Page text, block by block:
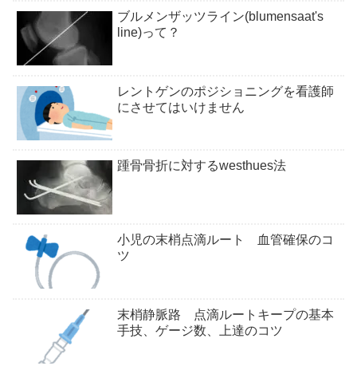
ブルメンザッツライン(blumensaat's
line)って？
レントゲンのポジショニングを看護師
にさせてはいけません
踵骨骨折に対するwesthues法
小児の末梢点滴ルート 血管確保のコ
ツ
末梢静脈路 点滴ルートキープの基本
手技、ゲージ数、上達のコツ